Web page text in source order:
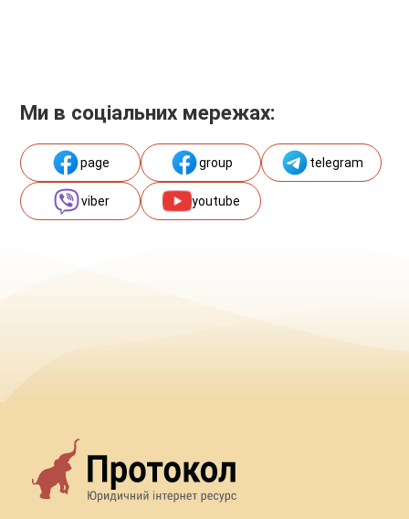
Ми в соціальних мережах:
page group telegram
viber youtube